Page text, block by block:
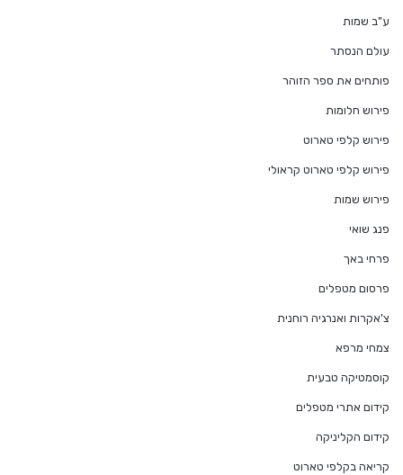
ע"ב שמות
עולם הנסתר
פותחים את ספר הזוהר
פירוש חלומות
פירוש קלפי טארוט
פירוש קלפי טארוט קראולי
פירוש שמות
פנג שואי
פרחי באך
פרסום מטפלים
צ'אקרות ואנרגיה רוחנית
צמחי מרפא
קוסמטיקה טבעית
קידום אתרי מטפלים
קידום הקליניקה
קריאה בקלפי טארוט